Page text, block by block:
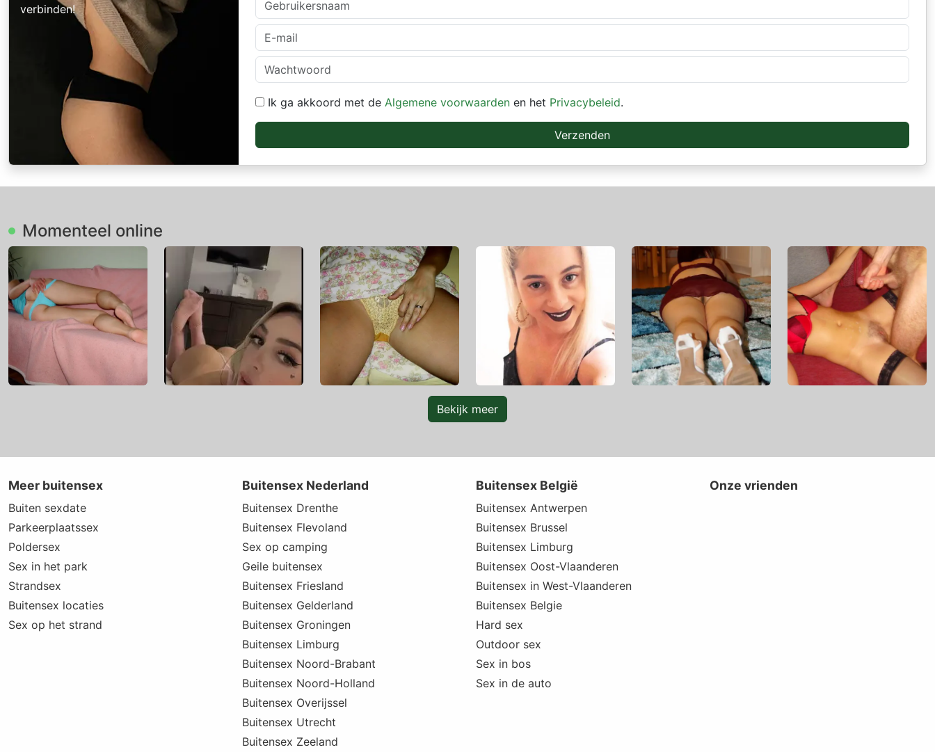
verbinden!
Ik ga akkoord met de Algemene voorwaardenen het Privacybeleid.
Verzenden
Momenteel online
Bekijk meer
Meer buitensex
Buiten sexdate
Parkeerplaatssex
Poldersex
Sex in het park
Strandsex
Buitensex locaties
Sex op het strand
Buitensex Nederland
Buitensex Drenthe
Buitensex Flevoland
Sex op camping
Geile buitensex
Buitensex Friesland
Buitensex Gelderland
Buitensex Groningen
Buitensex Limburg
Buitensex Noord-Brabant
Buitensex Noord-Holland
Buitensex Overijssel
Buitensex Utrecht
Buitensex Zeeland
Buitensex België
Buitensex Antwerpen
Buitensex Brussel
Buitensex Limburg
Buitensex Oost-Vlaanderen
Buitensex in West-Vlaanderen
Buitensex Belgie
Hard sex
Outdoor sex
Sex in bos
Sex in de auto
Onze vrienden